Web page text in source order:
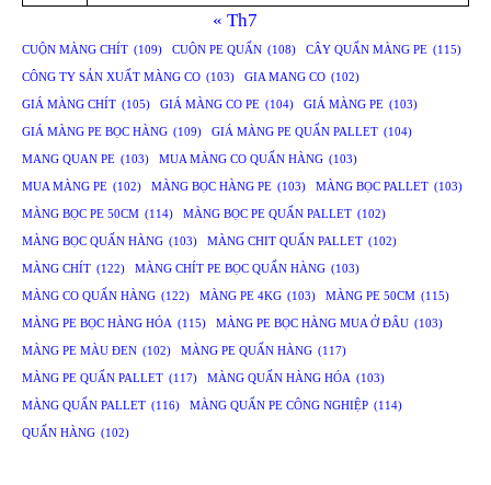
« Th7
CUỘN MÀNG CHÍT (109) CUỘN PE QUẤN (108) CÂY QUẤN MÀNG PE (115)
CÔNG TY SẢN XUẤT MÀNG CO (103) GIA MANG CO (102)
GIÁ MÀNG CHÍT (105) GIÁ MÀNG CO PE (104) GIÁ MÀNG PE (103)
GIÁ MÀNG PE BỌC HÀNG (109) GIÁ MÀNG PE QUẤN PALLET (104)
MANG QUAN PE (103) MUA MÀNG CO QUẤN HÀNG (103)
MUA MÀNG PE (102) MÀNG BỌC HÀNG PE (103) MÀNG BỌC PALLET (103)
MÀNG BỌC PE 50CM (114) MÀNG BỌC PE QUẤN PALLET (102)
MÀNG BỌC QUẤN HÀNG (103) MÀNG CHIT QUẤN PALLET (102)
MÀNG CHÍT (122) MÀNG CHÍT PE BỌC QUẤN HÀNG (103)
MÀNG CO QUẤN HÀNG (122) MÀNG PE 4KG (103) MÀNG PE 50CM (115)
MÀNG PE BỌC HÀNG HÓA (115) MÀNG PE BỌC HÀNG MUA Ở ĐÂU (103)
MÀNG PE MÀU ĐEN (102) MÀNG PE QUẤN HÀNG (117)
MÀNG PE QUẤN PALLET (117) MÀNG QUẤN HÀNG HÓA (103)
MÀNG QUẤN PALLET (116) MÀNG QUẤN PE CÔNG NGHIỆP (114)
QUẤN HÀNG (102)